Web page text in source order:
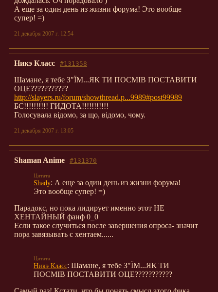
А еще за один день из жизни форума! Это вообще
супер! =)
21 декабря 2007 г. 12:54
#131358
Никэ Класс
Шамане, я тебе З"ЇМ...ЯК ТИ ПОСМІВ ПОСТАВИТИ
ОЦЕ???????????
http://slayers.ru/forum/showthread.p...9989#post99989
БЄ!!!!!!!!!! ГИДОТА!!!!!!!!!!!
Голосувала відомо, за що, відомо, чому.
21 декабря 2007 г. 13:05
#131370
Shaman Anime
Shady: А еще за один день из жизни форума!
Это вообще супер! =)
Парадокс, но пока лидирует именно этот НЕ
ХЕНТАЙНЫЙ фанф 0_0
Если такое случиться после завершения опроса- значит
пора завязывать с хентаем......
Никэ Класс: Шамане, я тебе З"ЇМ...ЯК ТИ
ПОСМІВ ПОСТАВИТИ ОЦЕ???????????